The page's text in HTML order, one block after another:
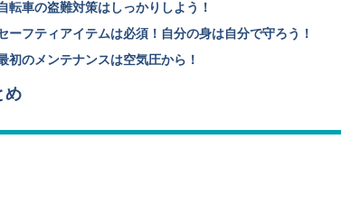
転車の盗難対策はしっかりしよう！
ーフティアイテムは必須！自分の身は自分で守ろう！
初のメンテナンスは空気圧から！
め